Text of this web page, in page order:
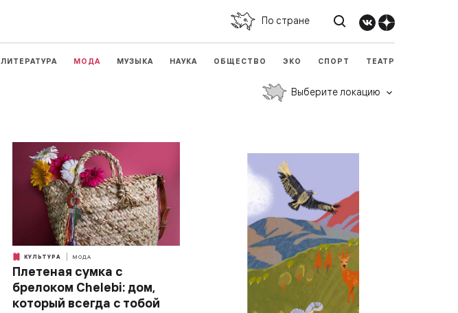
По стране
ЛИТЕРАТУРА МОДА МУЗЫКА НАУКА ОБЩЕСТВО ЭКО СПОРТ ТЕАТР
Выберите локацию
КУЛЬТУРА МОДА
Плетеная сумка с
брелоком Chelebi: дом,
который всегда с тобой